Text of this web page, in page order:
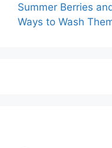
Summer Berries
Ways to Wash